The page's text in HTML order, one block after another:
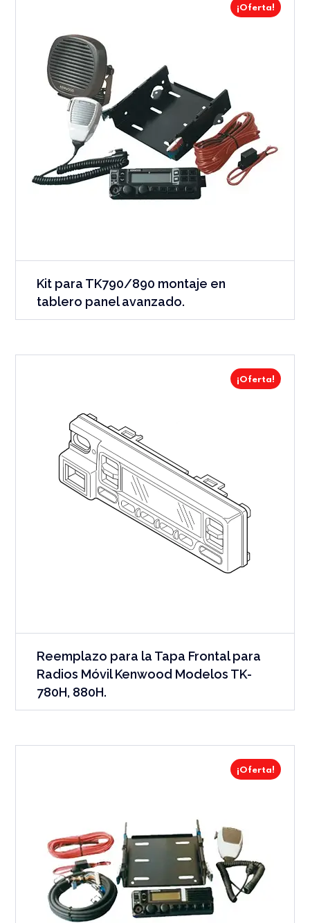
¡Oferta!
Kit para TK790/890 montaje en
tablero panel avanzado.
¡Oferta!
Reemplazo para la Tapa Frontal para
Radios Móvil Kenwood Modelos TK-
780H, 880H.
¡Oferta!